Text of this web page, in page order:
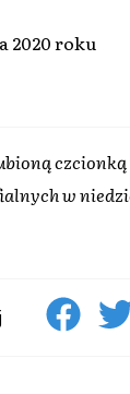
2020 roku
w